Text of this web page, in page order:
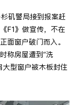
矶警局接到报案赶
F1》做宣传，不在
面窗户破门而入。
称房屋遭到“洗
大型窗户被木板封住